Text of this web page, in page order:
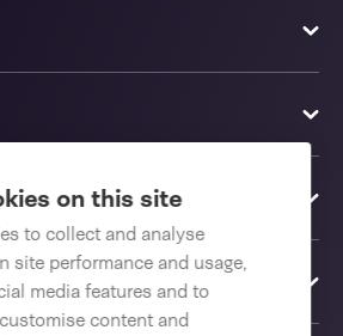
on this site
to collect and analyse
site performance and usage,
media features and to
content and